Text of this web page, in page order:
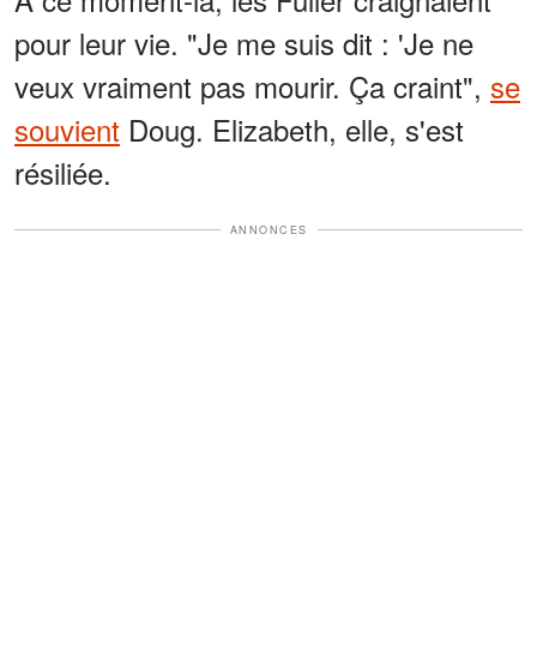
pour leur vie. "Je me suis dit : 'Je ne
veux vraiment pas mourir. Ça craint", se
souvient Doug. Elizabeth, elle, s'est
résiliée.
ANNONCES